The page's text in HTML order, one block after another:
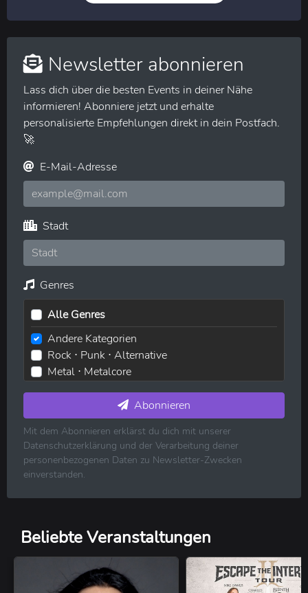
Newsletter abonnieren
Lass dich über die besten Events in deiner Nähe
informieren! Abonniere jetzt und erhalte
personalisierte Empfehlungen direkt in dein Postfach.
🚀
E-Mail-Adresse
Stadt
Genres
Alle Genres
Andere Kategorien
Rock ⋅ Punk ⋅ Alternative
Metal ⋅ Metalcore
Pop ⋅ Dance ⋅ Indie
Hip-Hop ⋅ Rap
R&B ⋅ Soul ⋅ Blues ⋅ Jazz
Volksmusik ⋅ Folk ⋅ Country ⋅ Schlager
Klassische Musik
Abonnieren
Mit dem Abonnieren erklärst du dich mit unserer
Datenschutzerklärung und der Verarbeitung deiner
personenbezogenen Daten zu Newsletter-Zwecken
einverstanden.
Beliebte Veranstaltungen